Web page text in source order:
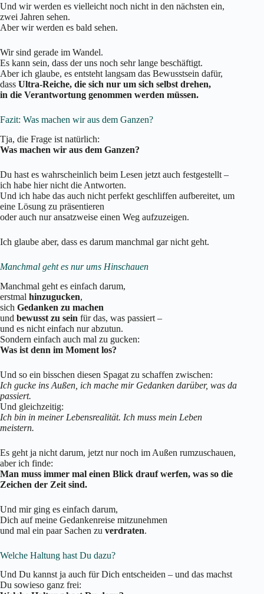
Und wir werden es vielleicht noch nicht in den nächsten ein,
zwei Jahren sehen.
Aber wir werden es bald sehen.
Wir sind gerade im Wandel.
Es kann sein, dass der uns noch sehr lange beschäftigt.
Aber ich glaube, es entsteht langsam das Bewusstsein dafür,
dass Ultra-Reiche, die sich nur um sich selbst drehen,
in die Verantwortung genommen werden müssen.
Fazit: Was machen wir aus dem Ganzen?
Tja, die Frage ist natürlich:
Was machen wir aus dem Ganzen?
Du hast es wahrscheinlich beim Lesen jetzt auch festgestellt –
ich habe hier nicht die Antworten.
Und ich habe das auch nicht perfekt geschliffen aufbereitet, um
eine Lösung zu präsentieren
oder auch nur ansatzweise einen Weg aufzuzeigen.
Ich glaube aber, dass es darum manchmal gar nicht geht.
Manchmal geht es nur ums Hinschauen
Manchmal geht es einfach darum,
erstmal hinzugucken,
sich Gedanken zu machen
und bewusst zu sein für das, was passiert –
und es nicht einfach nur abzutun.
Sondern einfach auch mal zu gucken:
Was ist denn im Moment los?
Und so ein bisschen diesen Spagat zu schaffen zwischen:
Ich gucke ins Außen, ich mache mir Gedanken darüber, was da
passiert.
Und gleichzeitig:
Ich bin in meiner Lebensrealität. Ich muss mein Leben
meistern.
Es geht ja nicht darum, jetzt nur noch im Außen rumzuschauen,
aber ich finde:
Man muss immer mal einen Blick drauf werfen, was so die
Zeichen der Zeit sind.
Und mir ging es einfach darum,
Dich auf meine Gedankenreise mitzunehmen
und mal ein paar Sachen zu verdraten.
Welche Haltung hast Du dazu?
Und Du kannst ja auch für Dich entscheiden – und das machst
Du sowieso ganz frei: